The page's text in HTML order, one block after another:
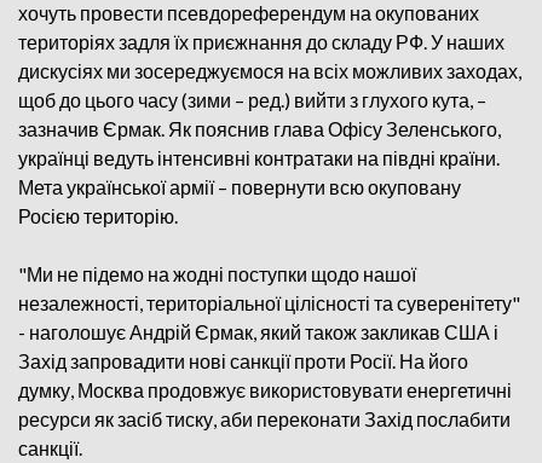
хочуть провести псевдореферендум на окупованих
територіях задля їх приєжнання до складу РФ. У наших
дискусіях ми зосереджуємося на всіх можливих заходах,
щоб до цього часу (зими – ред.) вийти з глухого кута, –
зазначив Єрмак. Як пояснив глава Офісу Зеленського,
українці ведуть інтенсивні контратаки на півдні країни.
Мета української армії – повернути всю окуповану
Росією територію.
"Ми не підемо на жодні поступки щодо нашої
незалежності, територіальної цілісності та суверенітету"
- наголошує Андрій Єрмак, який також закликав США і
Захід запровадити нові санкції проти Росії. На його
думку, Москва продовжує використовувати енергетичні
ресурси як засіб тиску, аби переконати Захід послабити
санкції.